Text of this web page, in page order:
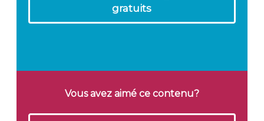
gratuits
Vous avez aimé ce contenu?